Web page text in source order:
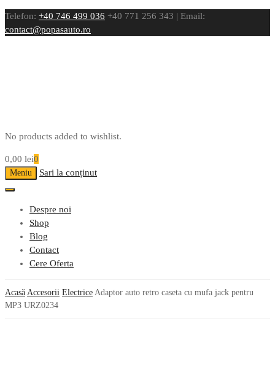
Telefon: +40 746 499 036 +40 771 256 343 | Email:
contact@popasauto.ro
No products added to wishlist.
0,00 lei0
Meniu Sari la conținut
Despre noi
Shop
Blog
Contact
Cere Oferta
Acasă Accesorii Electrice Adaptor auto retro caseta cu mufa jack pentru
MP3 URZ0234